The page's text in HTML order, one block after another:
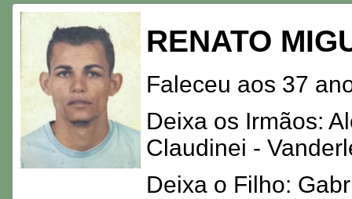
RENATO
Faleceu aos 37
Deixa os Irmãos:
Claudinei -
Deixa o Filho: